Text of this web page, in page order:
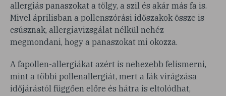
allergiás panaszokat a tölgy, a szil és akár más fa is.
Mivel áprilisban a pollenszórási időszakok össze is
csúsznak, allergiavizsgálat nélkül nehéz
megmondani, hogy a panaszokat mi okozza.
A fapollen-allergiákat azért is nehezebb felismerni,
mint a többi pollenallergiát, mert a fák virágzása
időjárástól függően előre és hátra is eltolódhat,